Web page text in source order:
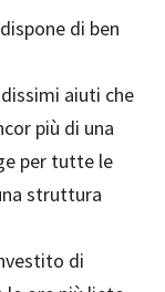
di ben
aiuti che
più di una
per tutte le
struttura
di